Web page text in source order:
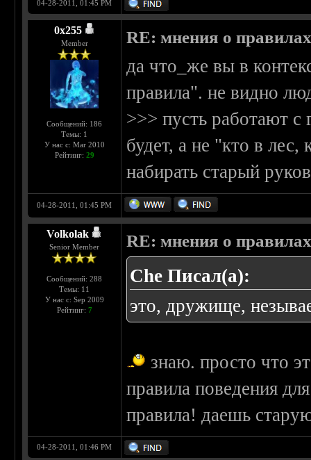
04-28-2011, 01:45 PM
0х255
Member
Сообщений: 186
Темы: 1
У нас с: Mar 2010
Рейтинг: 29
RE: мнения о
да что_же вы в
правила". не видно
>>> пусть работают
будет, а не "кто в
набирать старый
04-28-2011, 01:45 PM
Volkolak
Senior Member
Сообщений: 288
Темы: 11
У нас с: Sep 2009
Рейтинг: 7
RE: мнения о
Che Писал(а):
это, дружище,
знаю. просто что
правила поведения
правила! даешь
04-28-2011, 01:46 PM